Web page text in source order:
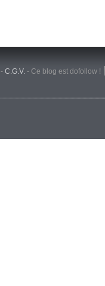
- C.G.V. - Ce blog est dofollow !